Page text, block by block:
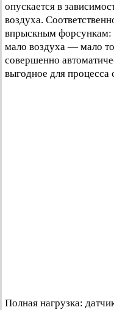
опускается в
воздуха.
впрыскным форсункам:
мало воздуха — мало
совершенно
выгодное для процесса
Полная нагрузка: